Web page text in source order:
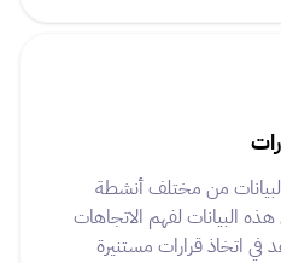
من مختلف أنشطة
البيانات لفهم الاتجاهات
في اتخاذ قرارات مستنيرة